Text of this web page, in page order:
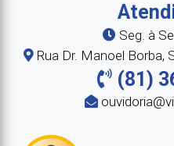
Seg. à
Rua Dr. Manoel Borba,
(81)